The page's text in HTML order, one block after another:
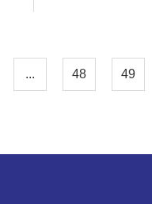
... 48 49